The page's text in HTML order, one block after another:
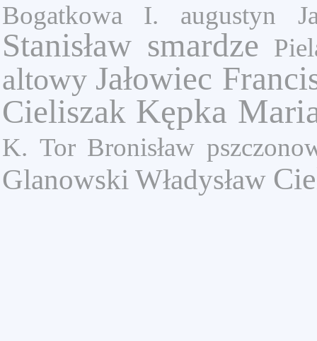
Bogatkowa I. augustyn
Stanisław smardze
altowy Jałowiec
Cieliszak Kępka
K. Tor Bronisław
Glanowski Władysław